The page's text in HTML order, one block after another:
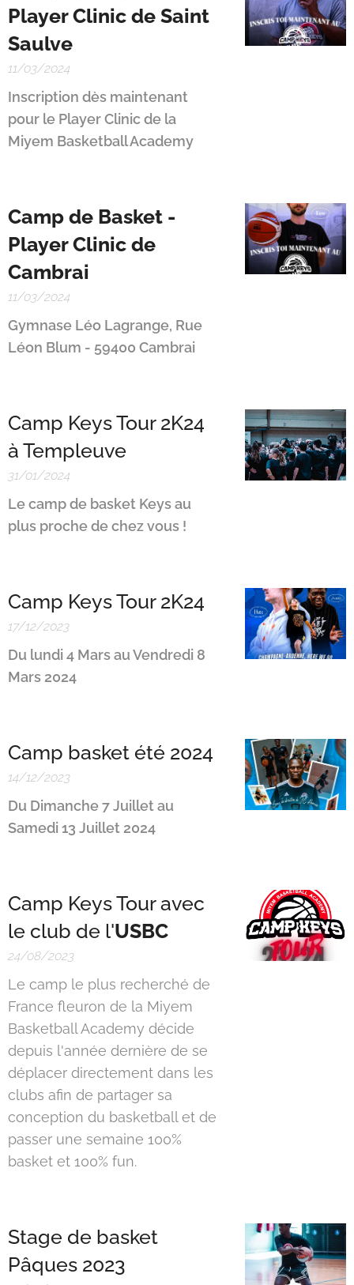
Player Clinic de Saint
Saulve
11/03/2024
Inscription dès maintenant
pour le Player Clinic de la
Miyem Basketball Academy
Camp de Basket -
Player Clinic de
Cambrai
11/03/2024
Gymnase Léo Lagrange, Rue
Léon Blum - 59400 Cambrai
Camp Keys Tour 2K24
à Templeuve
31/01/2024
Le camp de basket Keys au
plus proche de chez vous ! 🇫🇷
Camp Keys Tour 2K24
17/12/2023
Du lundi 4 Mars au Vendredi 8
Mars 2024
Camp basket été 2024
14/12/2023
Du Dimanche 7 Juillet au
Samedi 13 Juillet 2024
Camp Keys Tour avec
le club de l'USBC
24/08/2023
Le camp le plus recherché de
France fleuron de la Miyem
Basketball Academy décide
depuis l'année dernière de se
déplacer directement dans les
clubs afin de partager sa
conception du basketball et de
passer une semaine 100%
basket et 100% fun.
Stage de basket
Pâques 2023